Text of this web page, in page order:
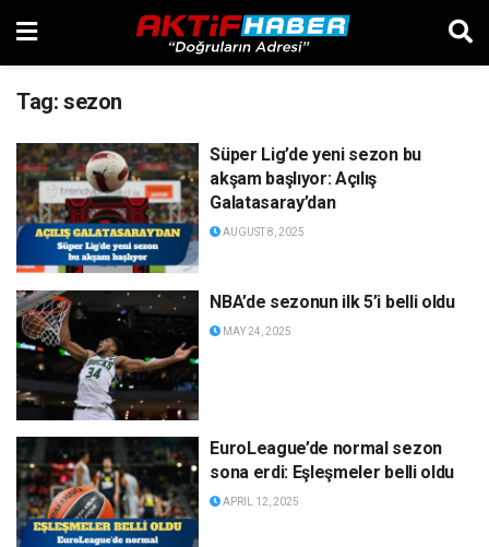
Tag: sezon
Süper Lig’de yeni sezon bu
akşam başlıyor: Açılış
Galatasaray’dan
AUGUST 8, 2025
NBA’de sezonun ilk 5’i belli oldu
MAY 24, 2025
EuroLeague’de normal sezon
sona erdi: Eşleşmeler belli oldu
APRIL 12, 2025